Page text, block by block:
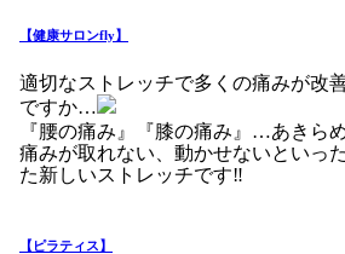
【健康サロンfly】
適切なストレッチで多くの痛みが改
ですか…
『腰の痛み』『膝の痛み』…あきら
痛みが取れない、動かせないといっ
た新しいストレッチです‼
【ピラティス】